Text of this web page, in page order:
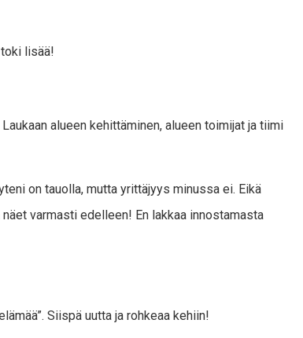
lisää!
alueen kehittäminen, alueen toimijat ja tiimi
on tauolla, mutta yrittäjyys minussa ei. Eikä
varmasti edelleen! En lakkaa innostamasta
Siispä uutta ja rohkeaa kehiin!